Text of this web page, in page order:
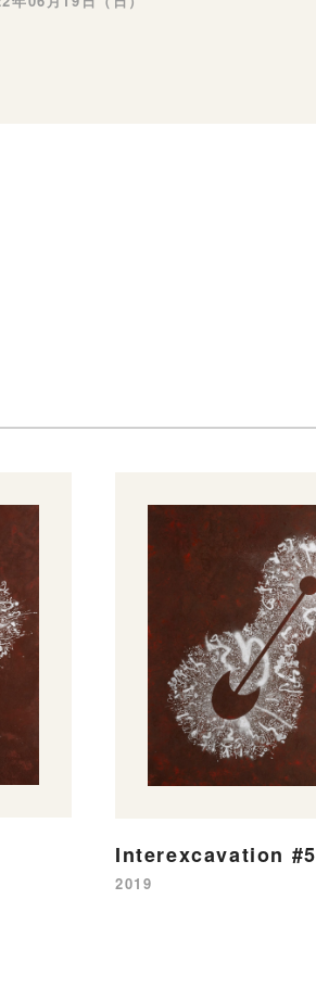
Interexcavation #5
2019